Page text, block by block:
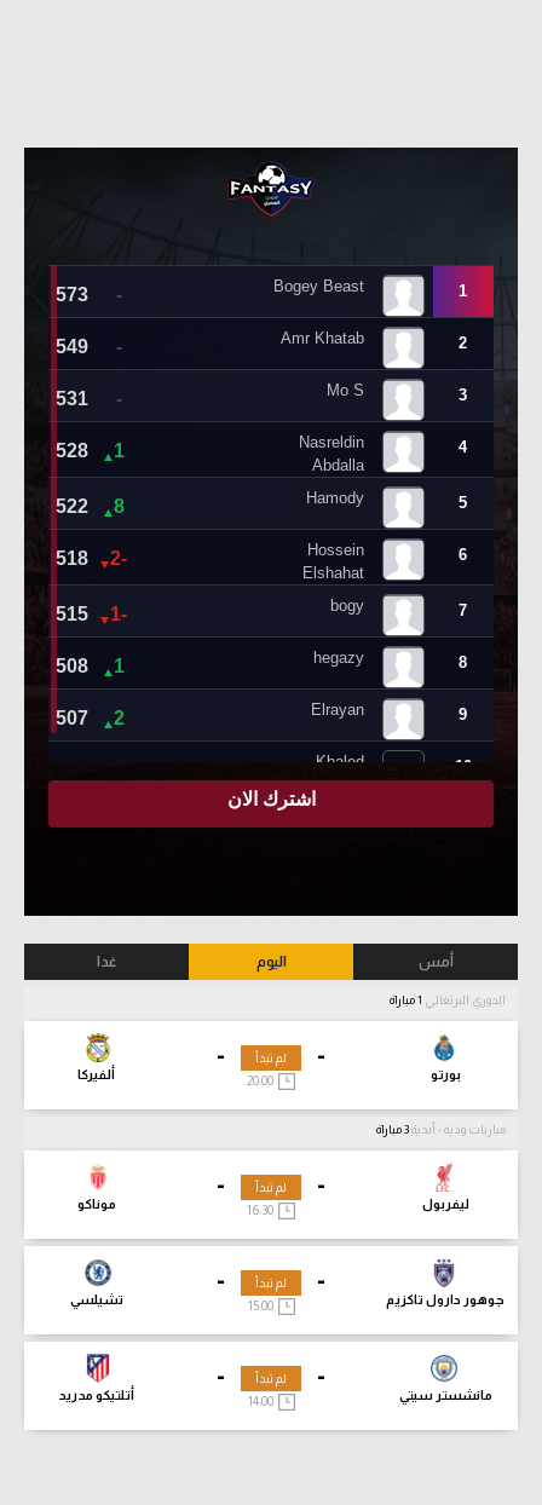
أمس اليوم غدا
الدوري البرتغالي
-
بورتو
-
ألفيركا
لم تبدأ
مباريات ودية - أندية
-
ليفربول
-
موناكو
لم تبدأ
-
جوهور دارول تاكزيم
-
تشيلسي
لم تبدأ
15:00
-
مانشستر سيتي
-
أتلتيكو مدريد
لم تبدأ
14:00